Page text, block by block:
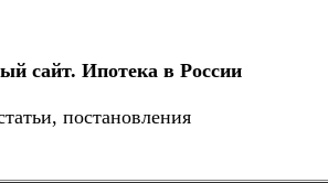
сайт. Ипотека в России
постановления